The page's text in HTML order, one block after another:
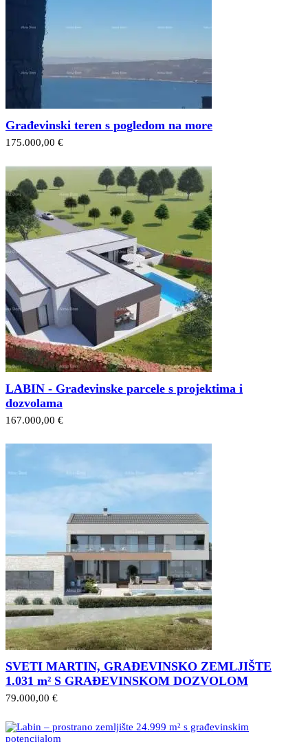
Građevinski teren s pogledom na more
175.000,00 €
LABIN - Građevinske parcele s projektima i
dozvolama
167.000,00 €
SVETI MARTIN, GRAĐEVINSKO ZEMLJIŠTE
1.031 m² S GRAĐEVINSKOM DOZVOLOM
79.000,00 €